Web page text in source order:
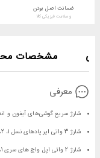
ضمانت اصل بودن
و سلامت فیزیکی کالا
مشخصات
معرفی
شارژ سریع گوشی‌های آیفون و
شارژ 3 واتی ایرپادهای نسل 1، 2، 3 و 4
شارژ 2 واتی اپل واچ‌ های سری 1، 2، 3، 4 و 5